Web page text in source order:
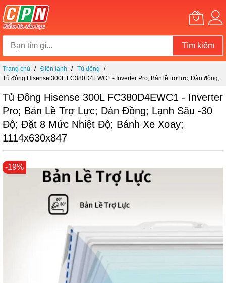
Tìm kiếm
Chuyển
đến
dung
Trang chủ Điện lạnh
Tủ đông
Tủ đông Hisense 300L FC380D4EWC1 - Inverter Pro; Bản lề trợ lực; Dàn đồng;
Tủ Đông Hisense 300L FC380D4EWC1 - Inverter
Pro; Bản Lề Trợ Lực; Dàn Đồng; Lạnh Sâu -30
Độ; Đặt 8 Mức Nhiệt Độ; Bánh Xe Xoay;
1114x630x847
Chuyển
đến
-19%